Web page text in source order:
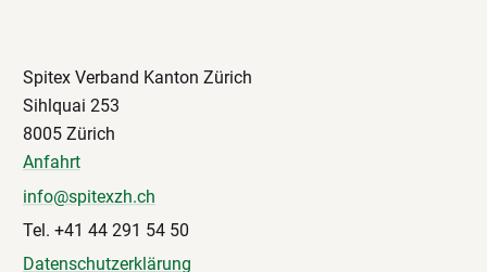
Spitex Verband Kanton Zürich
Sihlquai 253
8005 Zürich
Anfahrt
info@spitexzh.ch
Tel. +41 44 291 54 50
Datenschutzerklärung